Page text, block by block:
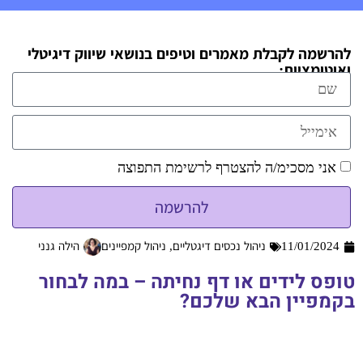
להרשמה לקבלת מאמרים וטיפים בנושאי שיווק דיגיטלי
ואוטומציות:
אני מסכימ/ה להצטרף לרשימת התפוצה
להרשמה
11/01/2024 ניהול נכסים דיגטליים, ניהול קמפיינים הילה גנני
טופס לידים או דף נחיתה – במה לבחור
בקמפיין הבא שלכם?